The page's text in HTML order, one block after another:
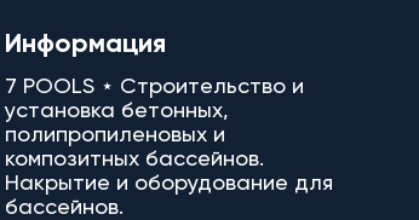
Информация
7 POOLS ⋆ Строительство и
установка бетонных,
полипропиленовых и
композитных бассейнов.
Накрытие и оборудование для
бассейнов.